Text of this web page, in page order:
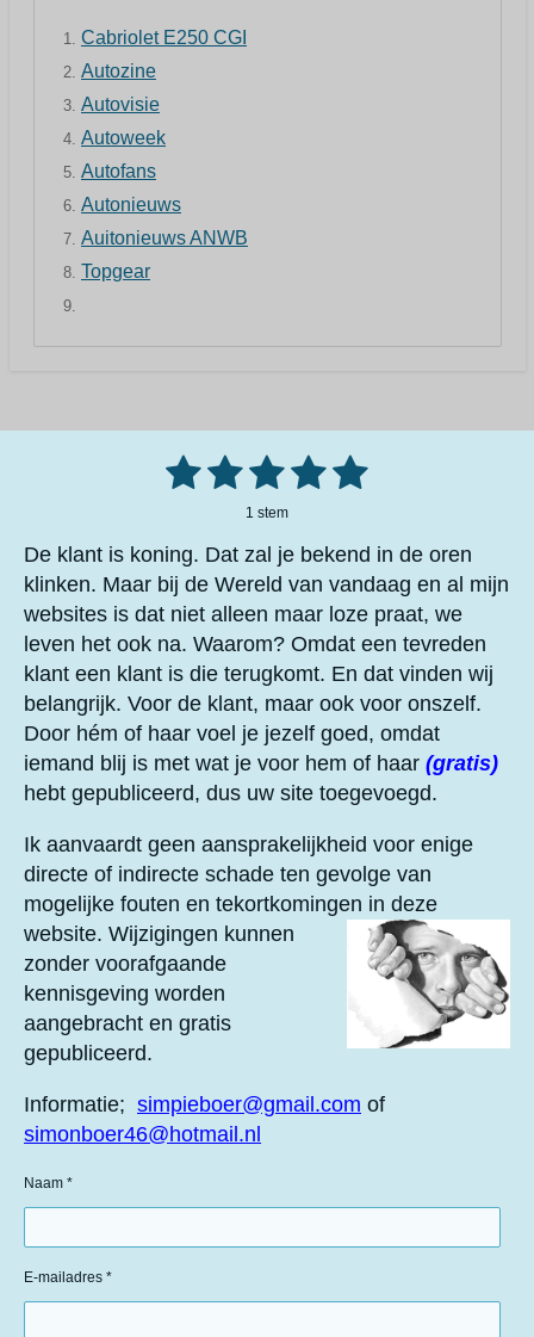
Cabriolet E250 CGI
Autozine
Autovisie
Autoweek
Autofans
Autonieuws
Auitonieuws ANWB
Topgear
n
g
:
5
s
e
r
e
1
t
e
r
2
t
e
r
r
e
n
3
s
t
e
r
r
e
n
4
t
e
r
r
e
n
5
t
e
r
r
e
n
e
n
1 stem
De klant is koning. Dat zal je bekend in de oren
klinken. Maar bij de Wereld van vandaag en al mijn
websites is dat niet alleen maar loze praat, we
leven het ook na. Waarom? Omdat een tevreden
klant een klant is die terugkomt. En dat vinden wij
belangrijk. Voor de klant, maar ook voor onszelf.
Door hém of haar voel je jezelf goed, omdat
iemand blij is met wat je voor hem of haar (gratis)
hebt gepubliceerd, dus uw site toegevoegd.
Ik aanvaardt geen aansprakelijkheid voor enige
directe of indirecte schade ten gevolge van
mogelijke fouten en tekortkomingen in deze
website. Wijzigingen kunnen
zonder voorafgaande
kennisgeving worden
aangebracht en gratis
gepubliceerd.
Informatie; simpieboer@gmail.com of
simonboer46@hotmail.nl
Naam *
E-mailadres *